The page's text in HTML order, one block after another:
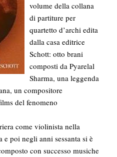
volume della collana
di partiture per
quartetto d’archi edita
dalla casa editrice
Schott: otto brani
composti da Pyarelal
Sharma, una leggenda
un compositore
del fenomeno
come violinista nella
poi negli anni sessanta si è
con successo musiche